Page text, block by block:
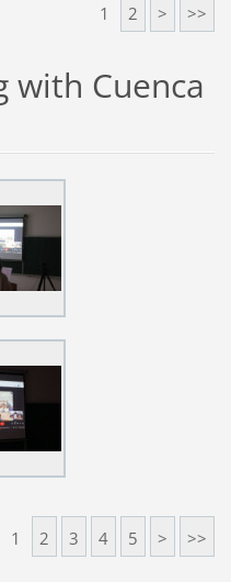
1 2 > >>
with Cuenca
1 2 3 4 5 > >>